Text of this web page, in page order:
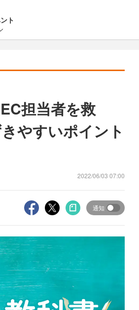
ト
担当者を救
やすいポイント
2022/06/03 07:00
通知